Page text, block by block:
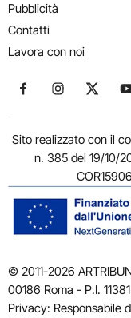
Pubblicità
Contatti
Lavora con noi
Seguici suSeguici su
Sito realizzato con il
n. 385 del 19/10/
© 2011-2026
00186 Roma - P.I.
Privacy: Responsabile